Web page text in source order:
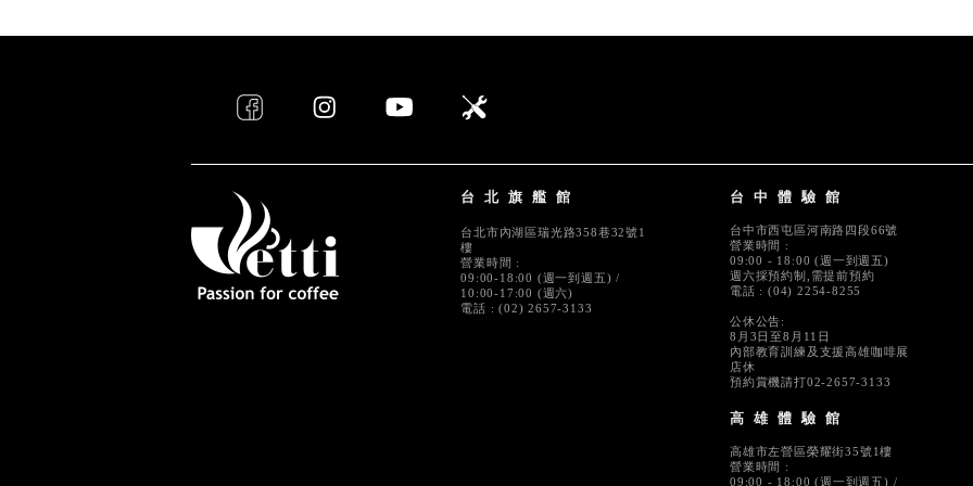
台北旗艦館
台北市內湖區瑞光路358巷32號1
樓
營業時間 :
09:00-18:00 (週一到週五) /
10:00-17:00 (週六)
電話 : (02) 2657-3133
台中體驗館
台中市西屯區河南路四段66號
營業時間 :
09:00 - 18:00 (週一到週五)
週六採預約制,需提前預約
電話 : (04) 2254-8255
公休公告:
8月3日至8月11日
內部教育訓練及支援高雄咖啡展
店休
預約賞機請打02-2657-3133
高雄體驗館
高雄市左營區榮耀街35號1樓
營業時間 :
09:00 - 18:00 (週一到週五) /